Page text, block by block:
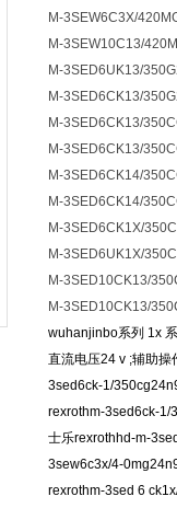
M-3SEW6C3X/
M-3SEW10C13/
M-3SED6UK13/
M-3SED6CK13/
M-3SED6CK13/
M-3SED6CK13/
M-3SED6CK14/
M-3SED6CK14/
M-3SED6CK1X/
M-3SED6UK1X/
M-3SED10CK13/
M-3SED10CK13/
wuhanjinbo系列 1x
直流电压24 v ;辅助
3sed6ck-1/
rexrothm-3sed6ck-1/
士乐rexrothhd-m-
3sew6c3x/4-
rexrothm-3sed 6